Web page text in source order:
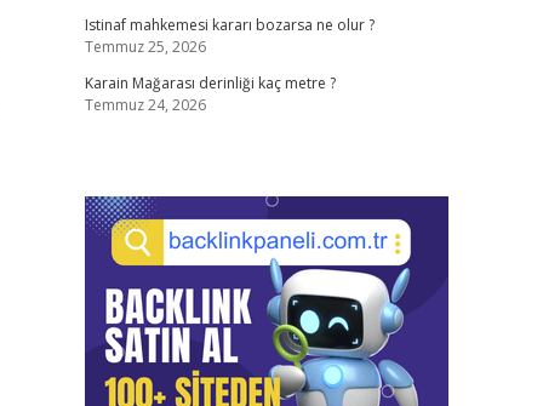
Istinaf mahkemesi kararı bozarsa ne olur ?
Temmuz 25, 2026
Karain Mağarası derinliği kaç metre ?
Temmuz 24, 2026